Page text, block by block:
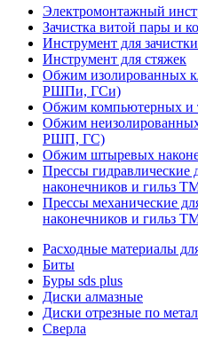
Электромонтажный
Зачистка витой пары и
Инструмент для
Инструмент для стяжек
Обжим
РШПи, ГСи)
Обжим компьютерных и
Обжим
РШП, ГС)
Обжим штыревых
Прессы гидравлические
наконечников и
Прессы механические
наконечников и
Расходные материалы
Биты
Буры sds plus
Диски алмазные
Диски отрезные по
Сверла